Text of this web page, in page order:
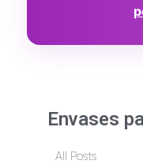
Envases
All Posts